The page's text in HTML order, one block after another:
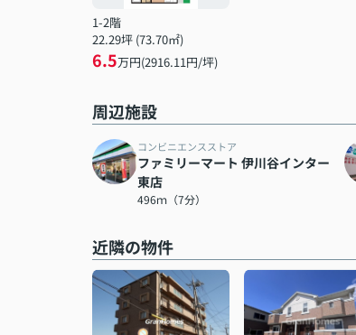
1-2階
22.29坪 (73.70㎡)
6.5万円(2916.11円/坪)
周辺施設
コンビニエンスストア
ファミリーマート 伊川谷インター
東店
496ｍ（7分）
近隣の物件